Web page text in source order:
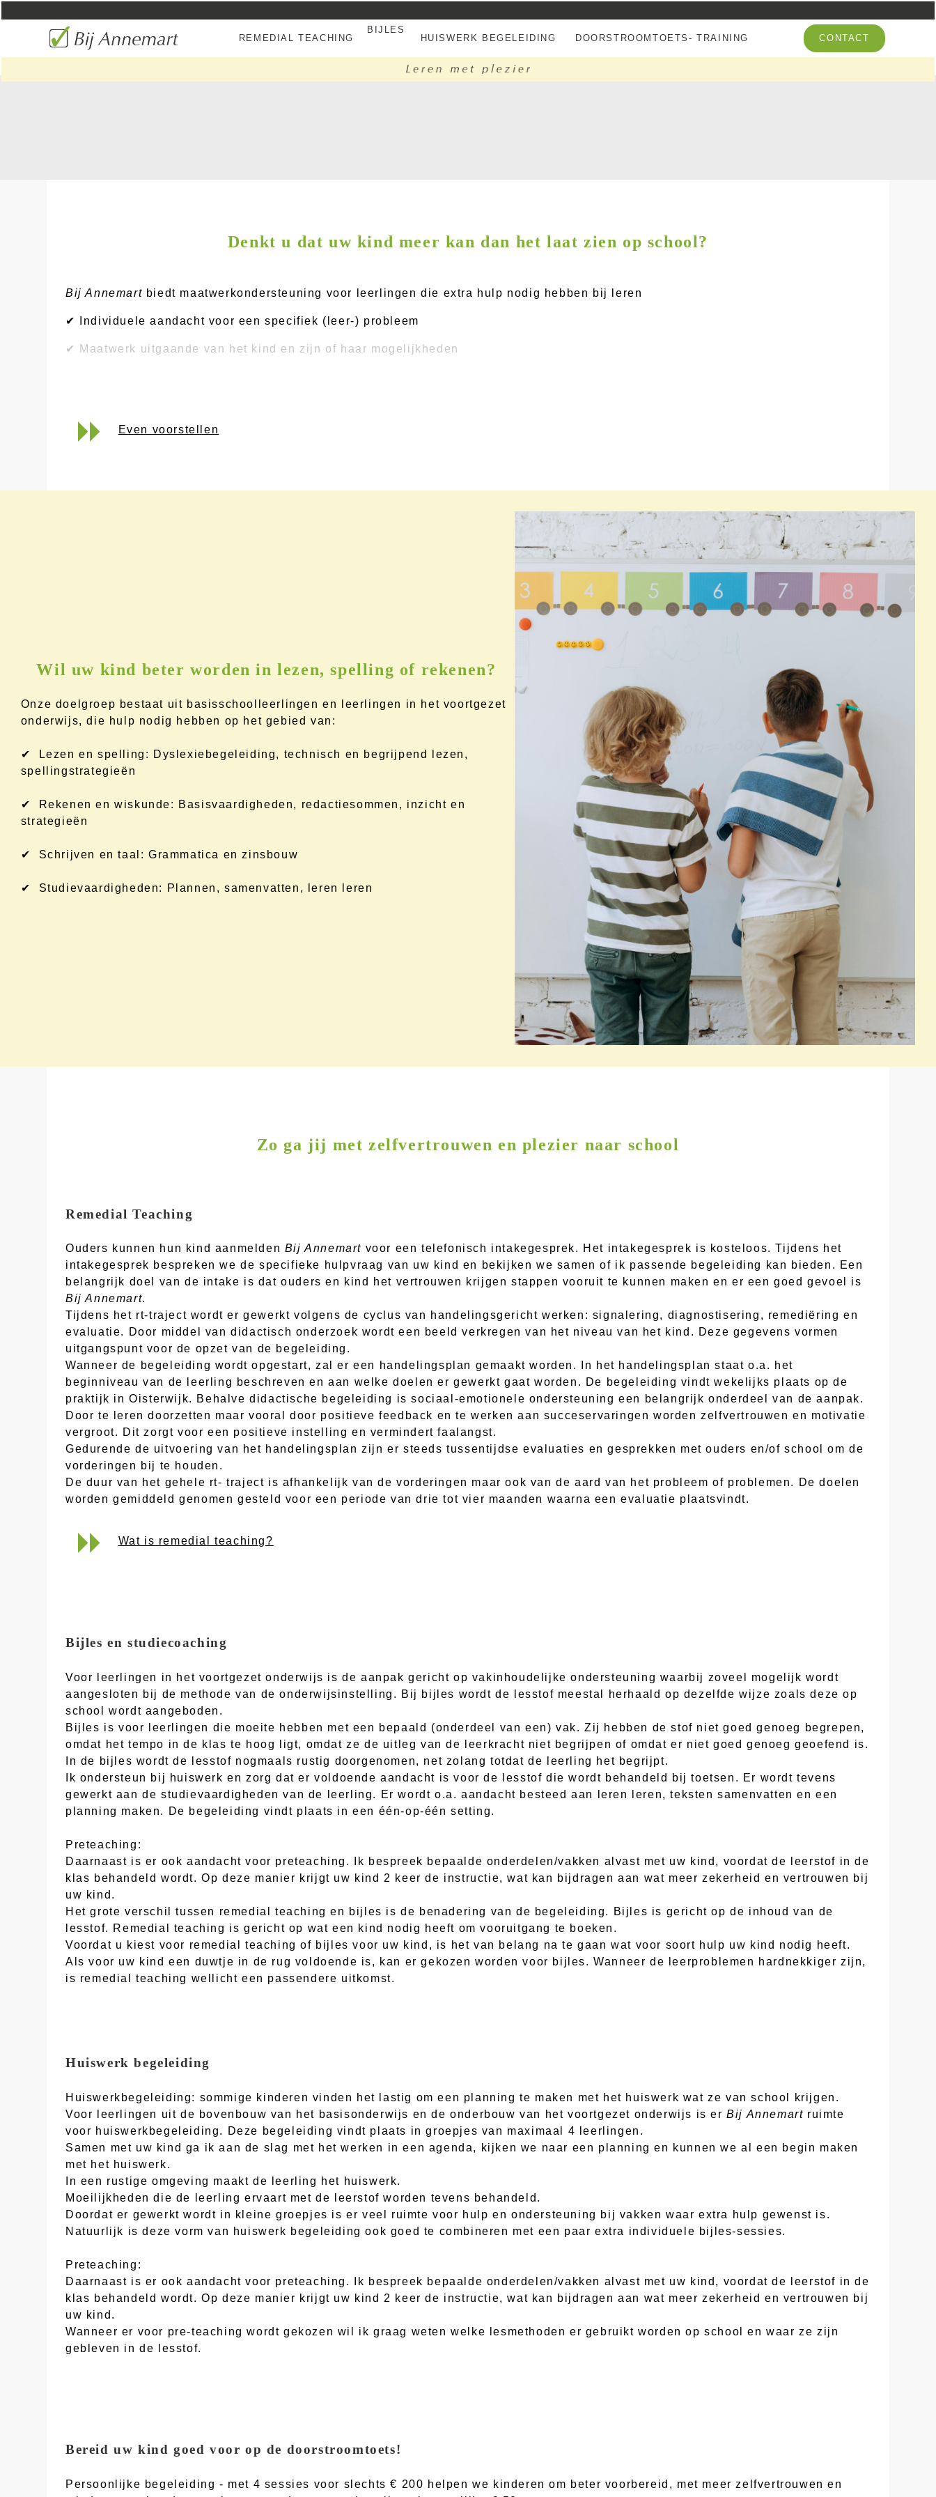
REMEDIAL TEACHING
BIJLES
HUISWERK BEGELEIDING
DOORSTROOMTOETS- TRAINING CONTACT
Denkt u dat uw kind meer kan dan het laat zien op school?
Bij Annemart biedt maatwerkondersteuning voor leerlingen die extra hulp nodig hebben bij leren
✔ Individuele aandacht voor een specifiek (leer-) probleem
✔ Maatwerk uitgaande van het kind en zijn of haar mogelijkheden
Even voorstellen
Wil uw kind beter worden in lezen, spelling of rekenen?
Onze doelgroep bestaat uit basisschoolleerlingen en leerlingen in het voortgezet
onderwijs, die hulp nodig hebben op het gebied van:
✔ Lezen en spelling: Dyslexiebegeleiding, technisch en begrijpend lezen,
spellingstrategieën
✔ Rekenen en wiskunde: Basisvaardigheden, redactiesommen, inzicht en
strategieën
✔ Schrijven en taal: Grammatica en zinsbouw
✔ Studievaardigheden: Plannen, samenvatten, leren leren
Zo ga jij met zelfvertrouwen en plezier naar school
Remedial Teaching
Ouders kunnen hun kind aanmelden Bij Annemart voor een telefonisch intakegesprek. Het intakegesprek is kosteloos. Tijdens het
intakegesprek bespreken we de specifieke hulpvraag van uw kind en bekijken we samen of ik passende begeleiding kan bieden. Een
belangrijk doel van de intake is dat ouders en kind het vertrouwen krijgen stappen vooruit te kunnen maken en er een goed gevoel is
Bij Annemart.
Tijdens het rt-traject wordt er gewerkt volgens de cyclus van handelingsgericht werken: signalering, diagnostisering, remediëring en
evaluatie. Door middel van didactisch onderzoek wordt een beeld verkregen van het niveau van het kind. Deze gegevens vormen
uitgangspunt voor de opzet van de begeleiding.
Wanneer de begeleiding wordt opgestart, zal er een handelingsplan gemaakt worden. In het handelingsplan staat o.a. het
beginniveau van de leerling beschreven en aan welke doelen er gewerkt gaat worden. De begeleiding vindt wekelijks plaats op de
praktijk in Oisterwijk. Behalve didactische begeleiding is sociaal-emotionele ondersteuning een belangrijk onderdeel van de aanpak.
Door te leren doorzetten maar vooral door positieve feedback en te werken aan succeservaringen worden zelfvertrouwen en motivatie
vergroot. Dit zorgt voor een positieve instelling en vermindert faalangst.
Gedurende de uitvoering van het handelingsplan zijn er steeds tussentijdse evaluaties en gesprekken met ouders en/of school om de
vorderingen bij te houden.
De duur van het gehele rt- traject is afhankelijk van de vorderingen maar ook van de aard van het probleem of problemen. De doelen
worden gemiddeld genomen gesteld voor een periode van drie tot vier maanden waarna een evaluatie plaatsvindt.
Wat is remedial teaching?
Bijles en studiecoaching
Voor leerlingen in het voortgezet onderwijs is de aanpak gericht op vakinhoudelijke ondersteuning waarbij zoveel mogelijk wordt
aangesloten bij de methode van de onderwijsinstelling. Bij bijles wordt de lesstof meestal herhaald op dezelfde wijze zoals deze op
school wordt aangeboden.
Bijles is voor leerlingen die moeite hebben met een bepaald (onderdeel van een) vak. Zij hebben de stof niet goed genoeg begrepen,
omdat het tempo in de klas te hoog ligt, omdat ze de uitleg van de leerkracht niet begrijpen of omdat er niet goed genoeg geoefend is.
In de bijles wordt de lesstof nogmaals rustig doorgenomen, net zolang totdat de leerling het begrijpt.
Ik ondersteun bij huiswerk en zorg dat er voldoende aandacht is voor de lesstof die wordt behandeld bij toetsen. Er wordt tevens
gewerkt aan de studievaardigheden van de leerling. Er wordt o.a. aandacht besteed aan leren leren, teksten samenvatten en een
planning maken. De begeleiding vindt plaats in een één-op-één setting.
Preteaching:
Daarnaast is er ook aandacht voor preteaching. Ik bespreek bepaalde onderdelen/vakken alvast met uw kind, voordat de leerstof in de
klas behandeld wordt. Op deze manier krijgt uw kind 2 keer de instructie, wat kan bijdragen aan wat meer zekerheid en vertrouwen bij
uw kind.
Het grote verschil tussen remedial teaching en bijles is de benadering van de begeleiding. Bijles is gericht op de inhoud van de
lesstof. Remedial teaching is gericht op wat een kind nodig heeft om vooruitgang te boeken.
Voordat u kiest voor remedial teaching of bijles voor uw kind, is het van belang na te gaan wat voor soort hulp uw kind nodig heeft.
Als voor uw kind een duwtje in de rug voldoende is, kan er gekozen worden voor bijles. Wanneer de leerproblemen hardnekkiger zijn,
is remedial teaching wellicht een passendere uitkomst.
Huiswerk begeleiding
Huiswerkbegeleiding: sommige kinderen vinden het lastig om een planning te maken met het huiswerk wat ze van school krijgen.
Voor leerlingen uit de bovenbouw van het basisonderwijs en de onderbouw van het voortgezet onderwijs is erBij Annemart ruimte
voor huiswerkbegeleiding. Deze begeleiding vindt plaats in groepjes van maximaal 4 leerlingen.
Samen met uw kind ga ik aan de slag met het werken in een agenda, kijken we naar een planning en kunnen we al een begin maken
met het huiswerk.
In een rustige omgeving maakt de leerling het huiswerk.
Moeilijkheden die de leerling ervaart met de leerstof worden tevens behandeld.
Doordat er gewerkt wordt in kleine groepjes is er veel ruimte voor hulp en ondersteuning bij vakken waar extra hulp gewenst is.
Natuurlijk is deze vorm van huiswerk begeleiding ook goed te combineren met een paar extra individuele bijles-sessies.
Preteaching:
Daarnaast is er ook aandacht voor preteaching. Ik bespreek bepaalde onderdelen/vakken alvast met uw kind, voordat de leerstof in de
klas behandeld wordt. Op deze manier krijgt uw kind 2 keer de instructie, wat kan bijdragen aan wat meer zekerheid en vertrouwen bij
uw kind.
Wanneer er voor pre-teaching wordt gekozen wil ik graag weten welke lesmethoden er gebruikt worden op school en waar ze zijn
gebleven in de lesstof.
Bereid uw kind goed voor op de doorstroomtoets!
Persoonlijke begeleiding - met 4 sessies voor slechts € 200 helpen we kinderen om beter voorbereid, met meer zelfvertrouwen en